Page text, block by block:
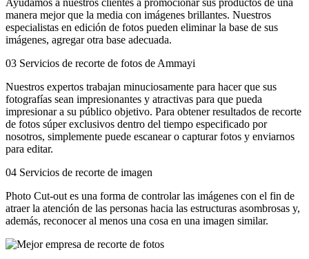
Ayudamos a nuestros clientes a promocionar sus productos de una
manera mejor que la media con imágenes brillantes. Nuestros
especialistas en edición de fotos pueden eliminar la base de sus
imágenes, agregar otra base adecuada.
03 Servicios de recorte de fotos de Ammayi
Nuestros expertos trabajan minuciosamente para hacer que sus
fotografías sean impresionantes y atractivas para que pueda
impresionar a su público objetivo. Para obtener resultados de recorte
de fotos súper exclusivos dentro del tiempo especificado por
nosotros, simplemente puede escanear o capturar fotos y enviarnos
para editar.
04 Servicios de recorte de imagen
Photo Cut-out es una forma de controlar las imágenes con el fin de
atraer la atención de las personas hacia las estructuras asombrosas y,
además, reconocer al menos una cosa en una imagen similar.